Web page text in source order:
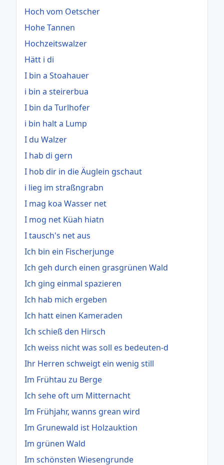
Hoch vom Oetscher
Hohe Tannen
Hochzeitswalzer
Hätt i di
I bin a Stoahauer
i bin a steirerbua
I bin da Turlhofer
i bin halt a Lump
I du Walzer
I hab di gern
I hob dir in die Äuglein gschaut
i lieg im straßngrabn
I mag koa Wasser net
I mog net Küah hiatn
I tausch's net aus
Ich bin ein Fischerjunge
Ich geh durch einen grasgrünen Wald
Ich ging einmal spazieren
Ich hab mich ergeben
Ich hatt einen Kameraden
Ich schieß den Hirsch
Ich weiss nicht was soll es bedeuten-d
Ihr Herren schweigt ein wenig still
Im Frühtau zu Berge
Ich sehe oft um Mitternacht
Im Frühjahr, wanns grean wird
Im Grunewald ist Holzauktion
Im grünen Wald
Im schönsten Wiesengrunde